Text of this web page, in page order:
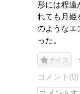
形には程遠
れても月姫
のようなエ
った。
ナイス
コメント(0)